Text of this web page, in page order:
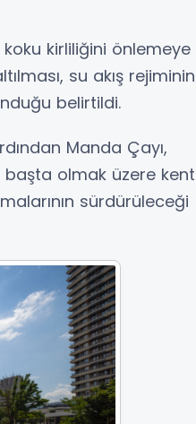
kirliliğini önlemeye
su akış rejiminin
belirtildi.
Manda Çayı,
başta olmak üzere kent
sürdürüleceği